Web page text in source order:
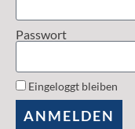
Passwort
Eingeloggt bleiben
ANMELDEN